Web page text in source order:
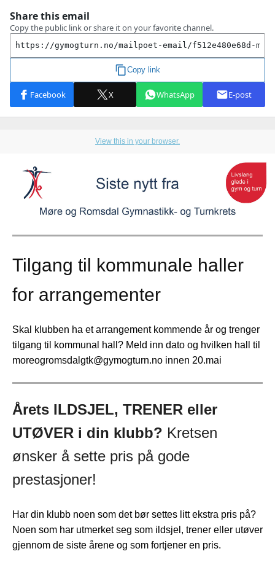
View this in your browser.
Tilgang til kommunale haller
for arrangementer
Skal klubben ha et arrangement kommende år og trenger
tilgang til kommunal hall? Meld inn dato og hvilken hall til
moreogromsdalgtk@gymogturn.no innen 20.mai
Årets ILDSJEL, TRENER eller
UTØVER i din klubb? Kretsen
ønsker å sette pris på gode
prestasjoner!
Har din klubb noen som det bør settes litt ekstra pris på?
Noen som har utmerket seg som ildsjel, trener eller utøver
gjennom de siste årene og som fortjener en pris.